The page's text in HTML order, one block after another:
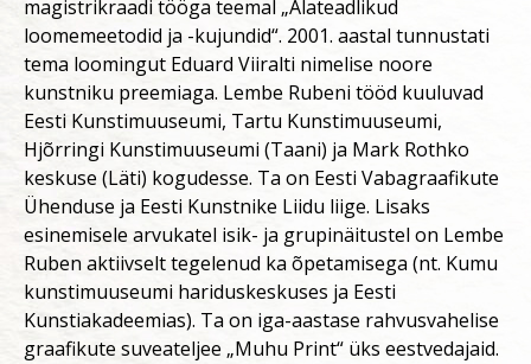
magistrikraadi tööga teemal „Alateadlikud
loomemeetodid ja -kujundid“. 2001. aastal tunnustati
tema loomingut Eduard Viiralti nimelise noore
kunstniku preemiaga. Lembe Rubeni tööd kuuluvad
Eesti Kunstimuuseumi, Tartu Kunstimuuseumi,
Hjõrringi Kunstimuuseumi (Taani) ja Mark Rothko
keskuse (Läti) kogudesse. Ta on Eesti Vabagraafikute
Ühenduse ja Eesti Kunstnike Liidu liige. Lisaks
esinemisele arvukatel isik- ja grupinäitustel on Lembe
Ruben aktiivselt tegelenud ka õpetamisega (nt. Kumu
kunstimuuseumi hariduskeskuses ja Eesti
Kunstiakadeemias). Ta on iga-aastase rahvusvahelise
graafikute suveateljee „Muhu Print“ üks eestvedajaid.